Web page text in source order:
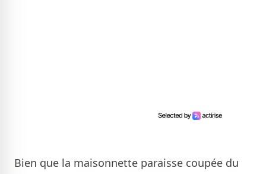
Bien que la maisonnette paraisse coupée du